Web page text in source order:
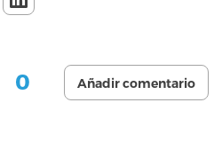
0 Añadir comentario